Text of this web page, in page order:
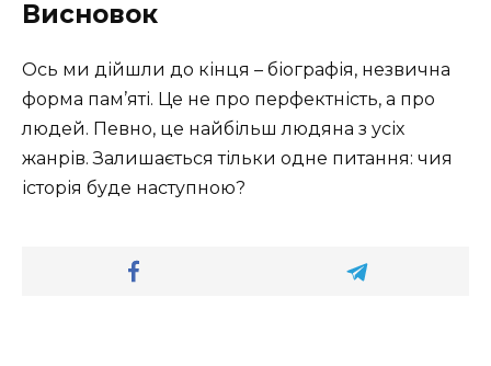
Висновок
Ось ми дійшли до кінця – біографія, незвична
форма пам’яті. Це не про перфектність, а про
людей. Певно, це найбільш людяна з усіх
жанрів. Залишається тільки одне питання: чия
історія буде наступною?